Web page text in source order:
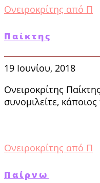
Ονειροκρίτης από Π
Παίκτης
19 Ιουνίου, 2018
Ονειροκρίτης
συνομιλείτε,
Ονειροκρίτης από Π
Παίρνω